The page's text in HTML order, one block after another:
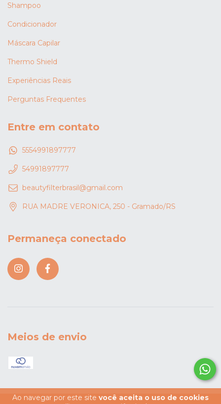
Ao navegar por este site você aceita o uso de cookies
Shampoo
Condicionador
Máscara Capilar
Thermo Shield
Experiências Reais
Perguntas Frequentes
Entre em contato
5554991897777
54991897777
beautyfilterbrasil@gmail.com
RUA MADRE VERONICA, 250 - Gramado/RS
Permaneça conectado
Meios de envio